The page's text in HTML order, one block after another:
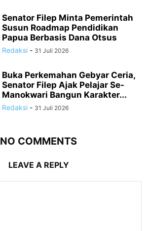
Senator Filep Minta Pemerintah
Susun Roadmap Pendidikan
Papua Berbasis Dana Otsus
Redaksi - 31 Juli 2026
Buka Perkemahan Gebyar Ceria,
Senator Filep Ajak Pelajar Se-
Manokwari Bangun Karakter...
Redaksi - 31 Juli 2026
NO COMMENTS
LEAVE A REPLY